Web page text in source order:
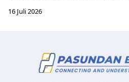
16 Juli 2026